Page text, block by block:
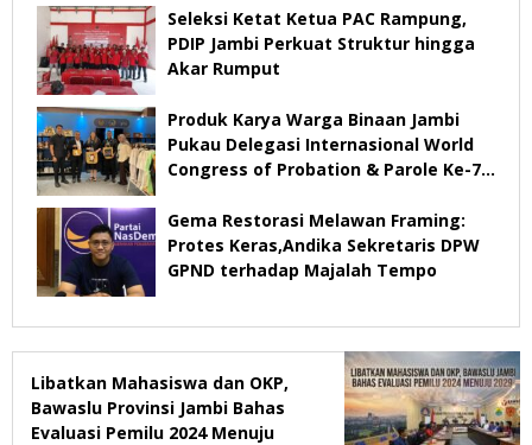
Seleksi Ketat Ketua PAC Rampung,
PDIP Jambi Perkuat Struktur hingga
Akar Rumput
Produk Karya Warga Binaan Jambi
Pukau Delegasi Internasional World
Congress of Probation & Parole Ke-7
Gema Restorasi Melawan Framing:
Protes Keras,Andika Sekretaris DPW
GPND terhadap Majalah Tempo
Libatkan Mahasiswa dan OKP,
Bawaslu Provinsi Jambi Bahas
Evaluasi Pemilu 2024 Menuju